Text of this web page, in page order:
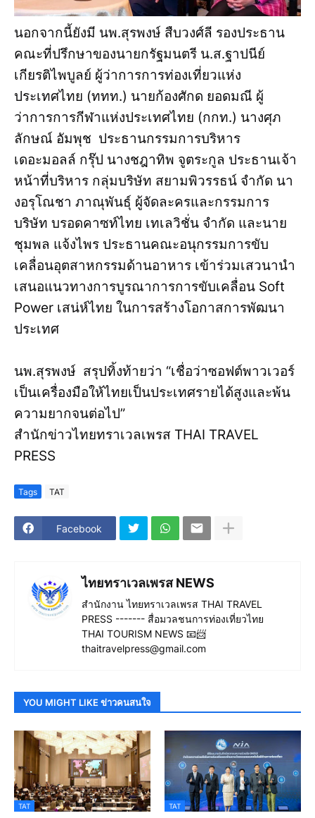
นอกจากนี้ยังมี นพ.สุรพงษ์ สืบวงศ์ลี รองประธาน
คณะที่ปรึกษาของนายกรัฐมนตรี น.ส.ฐาปนีย์
เกียรติไพบูลย์ ผู้ว่าการการท่องเที่ยวแห่ง
ประเทศไทย (ททท.) นายก้องศักด ยอดมณี ผู้
ว่าการการกีฬาแห่งประเทศไทย (กกท.) นางศุภ
ลักษณ์ อัมพุช ประธานกรรมการบริหาร
เดอะมอลล์ กรุ๊ป นางชฎาทิพ จูตระกูล ประธานเจ้า
หน้าที่บริหาร กลุ่มบริษัท สยามพิวรรธน์ จำกัด นา
งอรุโณชา ภาณุพันธุ์ ผู้จัดละครและกรรมการ
บริษัท บรอดคาซท์ไทย เทเลวิชั่น จำกัด และนาย
ชุมพล แจ้งไพร ประธานคณะอนุกรรมการขับ
เคลื่อนอุตสาหกรรมด้านอาหาร เข้าร่วมเสวนานำ
เสนอแนวทางการบูรณาการการขับเคลื่อน Soft
Power เสน่ห์ไทย ในการสร้างโอกาสการพัฒนา
ประเทศ
นพ.สุรพงษ์ สรุปทิ้งท้ายว่า “เชื่อว่าซอฟต์พาวเวอร์
เป็นเครื่องมือให้ไทยเป็นประเทศรายได้สูงและพ้น
ความยากจนต่อไป”
สำนักข่าวไทยทราเวลเพรส THAI TRAVEL
PRESS
Tags TAT
Facebook
ไทยทราเวลเพรส NEWS
สำนักงาน ไทยทราเวลเพรส THAI TRAVEL
PRESS ------- สื่อมวลชนการท่องเที่ยวไทย
THAI TOURISM NEWS 📧📨
thaitravelpress@gmail.com
YOU MIGHT LIKE ข่าวคนสนใจ
TAT TAT